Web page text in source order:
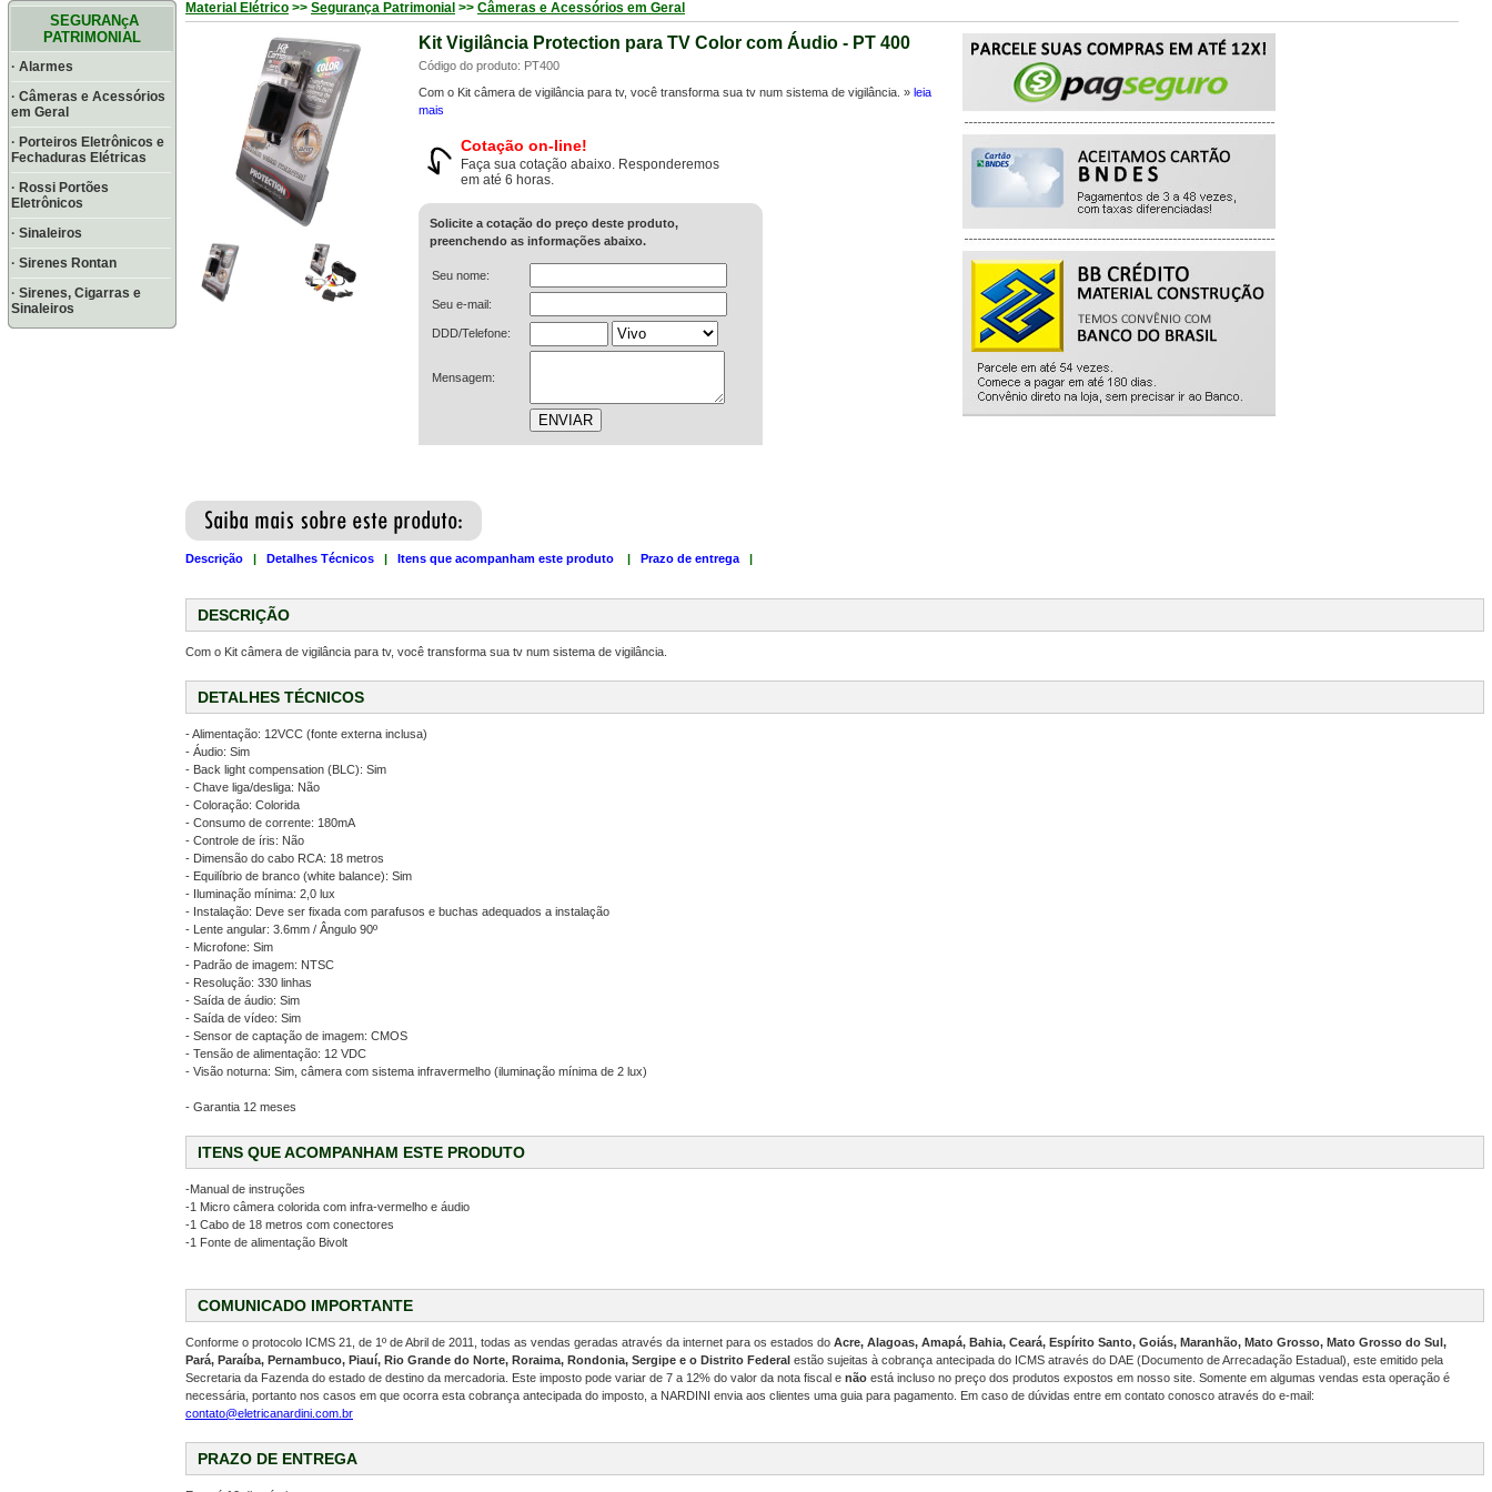
SEGURANçA
PATRIMONIAL
· Alarmes
· Câmeras e Acessórios
em Geral
· Porteiros Eletrônicos e
Fechaduras Elétricas
· Rossi Portões
Eletrônicos
· Sinaleiros
· Sirenes Rontan
· Sirenes, Cigarras e
Sinaleiros
Material Elétrico >> Segurança Patrimonial >> Câmeras e Acessórios em Geral
Kit Vigilância Protection para TV Color com Áudio - PT 400
Código do produto: PT400
Com o Kit câmera de vigilância para tv, você transforma sua tv num sistema de vigilância. » leia
mais
Cotação on-line!
Faça sua cotação abaixo. Responderemos
em até 6 horas.
Solicite a cotação do preço deste produto,
preenchendo as informações abaixo.
Seu nome:
Seu e-mail:
DDD/Telefone:
Mensagem:
Descrição | Detalhes Técnicos | Itens que acompanham este produto | Prazo de entrega |
DESCRIÇÃO
Com o Kit câmera de vigilância para tv, você transforma sua tv num sistema de vigilância.
DETALHES TÉCNICOS
- Alimentação: 12VCC (fonte externa inclusa)
- Áudio: Sim
- Back light compensation (BLC): Sim
- Chave liga/desliga: Não
- Coloração: Colorida
- Consumo de corrente: 180mA
- Controle de íris: Não
- Dimensão do cabo RCA: 18 metros
- Equilíbrio de branco (white balance): Sim
- Iluminação mínima: 2,0 lux
- Instalação: Deve ser fixada com parafusos e buchas adequados a instalação
- Lente angular: 3.6mm / Ângulo 90º
- Microfone: Sim
- Padrão de imagem: NTSC
- Resolução: 330 linhas
- Saída de áudio: Sim
- Saída de vídeo: Sim
- Sensor de captação de imagem: CMOS
- Tensão de alimentação: 12 VDC
- Visão noturna: Sim, câmera com sistema infravermelho (iluminação mínima de 2 lux)
- Garantia 12 meses
ITENS QUE ACOMPANHAM ESTE PRODUTO
-Manual de instruções
-1 Micro câmera colorida com infra-vermelho e áudio
-1 Cabo de 18 metros com conectores
-1 Fonte de alimentação Bivolt
COMUNICADO IMPORTANTE
Conforme o protocolo ICMS 21, de 1º de Abril de 2011, todas as vendas geradas através da internet para os estados do Acre, Alagoas, Amapá, Bahia, Ceará, Espírito Santo, Goiás, Maranhão, Mato Grosso, Mato Grosso do Sul,
Pará, Paraíba, Pernambuco, Piauí, Rio Grande do Norte, Roraima, Rondonia, Sergipe e o Distrito Federal estão sujeitas à cobrança antecipada do ICMS através do DAE (Documento de Arrecadação Estadual), este emitido pela
Secretaria da Fazenda do estado de destino da mercadoria. Este imposto pode variar de 7 a 12% do valor da nota fiscal e não está incluso no preço dos produtos expostos em nosso site. Somente em algumas vendas esta operação é
necessária, portanto nos casos em que ocorra esta cobrança antecipada do imposto, a NARDINI envia aos clientes uma guia para pagamento. Em caso de dúvidas entre em contato conosco através do e-mail:
contato@eletricanardini.com.br
PRAZO DE ENTREGA